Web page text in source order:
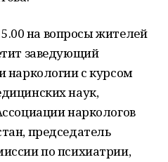
на вопросы жителей
заведующий
наркологии с курсом
наук,
наркологов
председатель
по психиатрии,